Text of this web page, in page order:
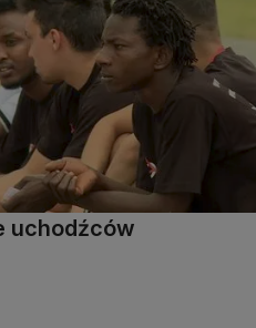
uchodźców